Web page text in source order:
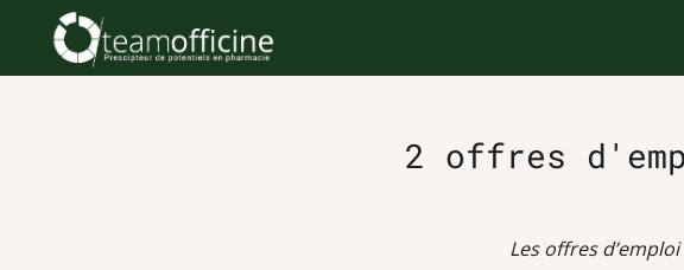
2 offres
Les offres